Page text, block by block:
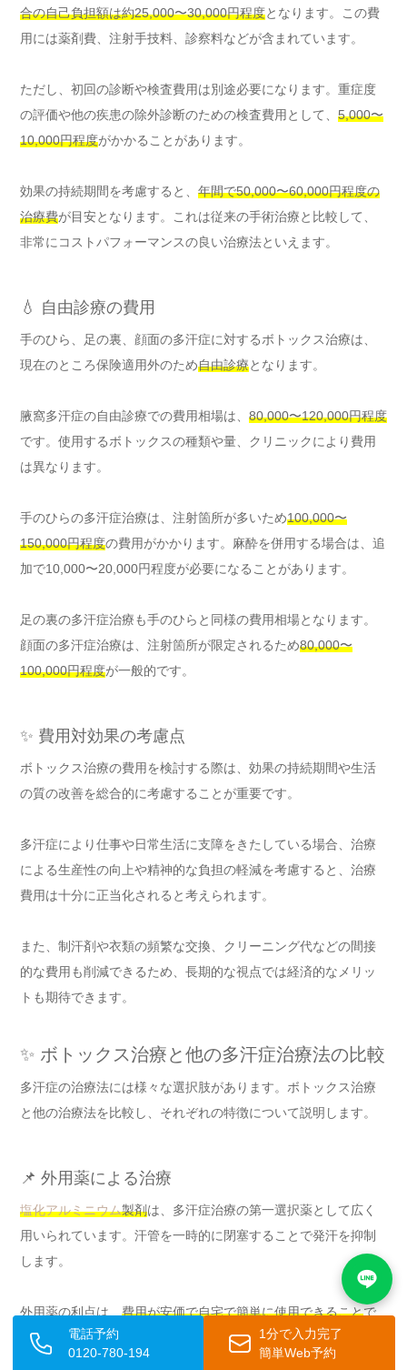
合の自己負担額は約25,000〜30,000円程度となります。この費
用には薬剤費、注射手技料、診察料などが含まれています。
ただし、初回の診断や検査費用は別途必要になります。重症度
の評価や他の疾患の除外診断のための検査費用として、 5,000〜
10,000円程度がかかることがあります。
効果の持続期間を考慮すると、 年間で50,000〜60,000円程度の
治療費が目安となります。これは従来の手術治療と比較して、
非常にコストパフォーマンスの良い治療法といえます。
💧 自由診療の費用
手のひら、足の裏、顔面の多汗症に対するボトックス治療は、
現在のところ保険適用外のため自由診療となります。
腋窩多汗症の自由診療での費用相場は、 80,000〜120,000円程度
です。使用するボトックスの種類や量、クリニックにより費用
は異なります。
手のひらの多汗症治療は、注射箇所が多いため100,000〜
150,000円程度の費用がかかります。麻酔を併用する場合は、追
加で10,000〜20,000円程度が必要になることがあります。
足の裏の多汗症治療も手のひらと同様の費用相場となります。
顔面の多汗症治療は、注射箇所が限定されるため80,000〜
100,000円程度が一般的です。
✨ 費用対効果の考慮点
ボトックス治療の費用を検討する際は、効果の持続期間や生活
の質の改善を総合的に考慮することが重要です。
多汗症により仕事や日常生活に支障をきたしている場合、治療
による生産性の向上や精神的な負担の軽減を考慮すると、治療
費用は十分に正当化されると考えられます。
また、制汗剤や衣類の頻繁な交換、クリーニング代などの間接
的な費用も削減できるため、長期的な視点では経済的なメリッ
トも期待できます。
✨ ボトックス治療と他の多汗症治療法の比較
多汗症の治療法には様々な選択肢があります。ボトックス治療
と他の治療法を比較し、それぞれの特徴について説明します。
📌 外用薬による治療
塩化アルミニウム製剤は、多汗症治療の第一選択薬として広く
用いられています。汗管を一時的に閉塞することで発汗を抑制
します。
外用薬の利点は、 費用が安価で自宅で簡単に使用できることで
す。また、副作用も軽微で、皮膚の刺激程度にとどまることが
電話予約
0120-780-194
1分で入力完了
簡単Web予約